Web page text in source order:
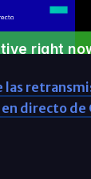
directo de